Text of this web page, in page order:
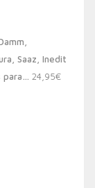
es:
13,88€.
Saaz, Inedit
para… 24,95€